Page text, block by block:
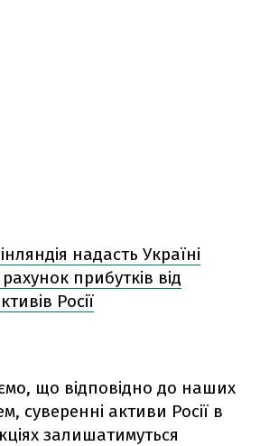
надасть Україні
прибутків від
Росії
що відповідно до наших
суверенні активи Росії в
залишатимуться